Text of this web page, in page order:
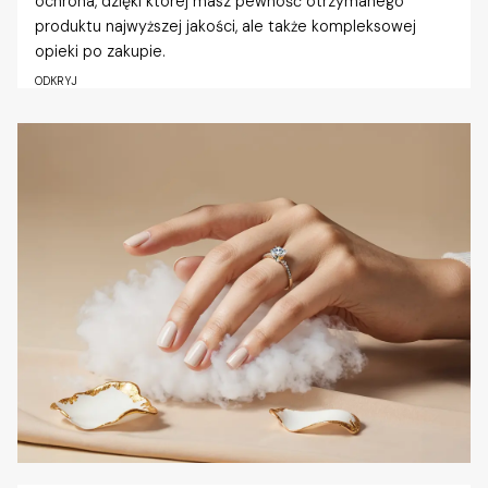
produktu najwyższej jakości, ale także kompleksowej
opieki po zakupie.
ODKRYJ